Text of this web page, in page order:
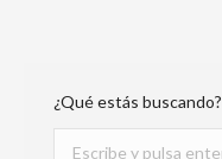
¿Qué estás buscando?